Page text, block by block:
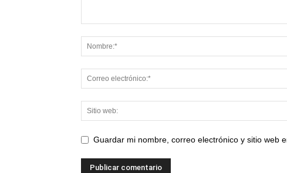
Guardar mi nombre, correo electrónico y sitio web